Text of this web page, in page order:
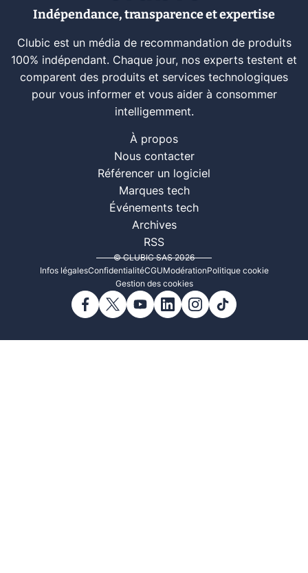
Indépendance, transparence et expertise
Clubic est un média de recommandation de produits
100% indépendant. Chaque jour, nos experts testent et
comparent des produits et services technologiques
pour vous informer et vous aider à consommer
intelligemment.
À propos
Nous contacter
Référencer un logiciel
Marques tech
Événements tech
Archives
RSS
© CLUBIC SAS 2026
Infos légalesConfidentialitéCGUModérationPolitique cookie
Gestion des cookies